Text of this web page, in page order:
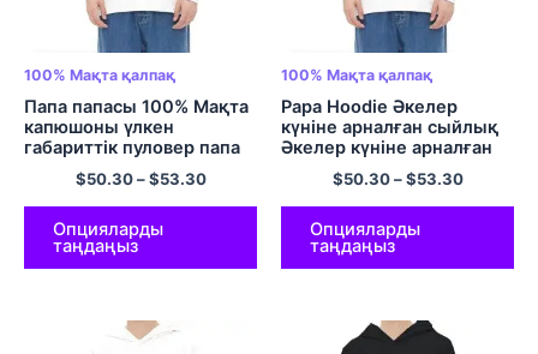
100% Мақта қалпақ
Папа папасы 100% Мақта
капюшоны үлкен
габариттік пуловер папа
капюди Әкелер күніне
арналған сыйлық Әкелер
күніне арналған юбка
Әкеге сыйлық Ең жақсы
әке папкалары Түрлі түсті
$50.30–$53.30
Опцияларды
таңдаңыз
100% Мақта қалпақ
Papa Hoodie Әкелер
күніне арналған сыйлық
Әкелер күніне арналған
капюди Әкеге арналған
сыйлық Ең жақсы әкеге
арналған капюди Түрлі
түсті
$50.30–$53.30
Опцияларды
таңдаңыз